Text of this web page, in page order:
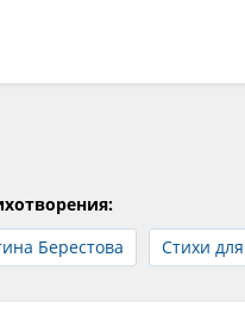
Берестова
Стихи